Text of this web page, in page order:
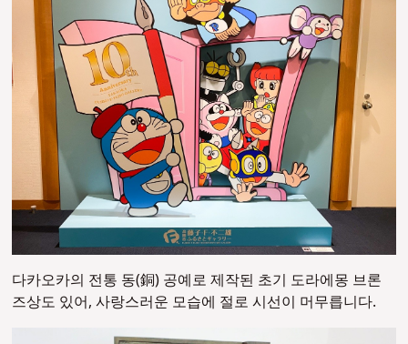
다카오카의 전통 동(銅) 공예로 제작된 초기 도라에몽 브론
즈상도 있어, 사랑스러운 모습에 절로 시선이 머무릅니다.